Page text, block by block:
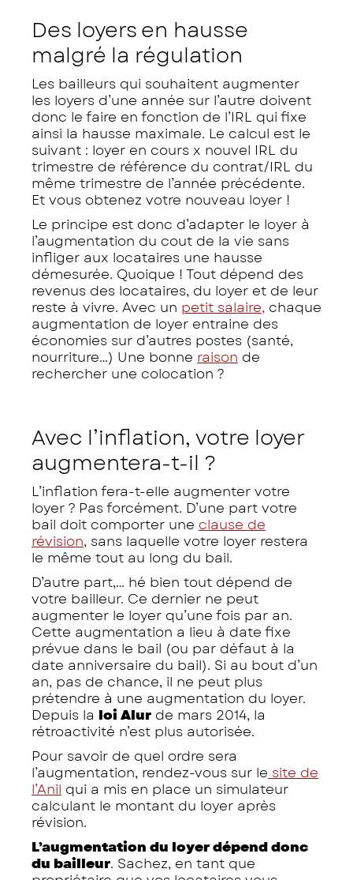
Des loyers en hausse
malgré la régulation
Les bailleurs qui souhaitent augmenter
les loyers d’une année sur l’autre doivent
donc le faire en fonction de l’IRL qui fixe
ainsi la hausse maximale. Le calcul est le
suivant : loyer en cours x nouvel IRL du
trimestre de référence du contrat/IRL du
même trimestre de l’année précédente.
Et vous obtenez votre nouveau loyer !
Le principe est donc d’adapter le loyer à
l’augmentation du cout de la vie sans
infliger aux locataires une hausse
démesurée. Quoique ! Tout dépend des
revenus des locataires, du loyer et de leur
reste à vivre. Avec un petit salaire, chaque
augmentation de loyer entraine des
économies sur d’autres postes (santé,
nourriture…) Une bonne raison de
rechercher une colocation ?
Avec l’inflation, votre loyer
augmentera-t-il ?
L’inflation fera-t-elle augmenter votre
loyer ? Pas forcément. D’une part votre
bail doit comporter une clause de
révision, sans laquelle votre loyer restera
le même tout au long du bail.
D’autre part,… hé bien tout dépend de
votre bailleur. Ce dernier ne peut
augmenter le loyer qu’une fois par an.
Cette augmentation a lieu à date fixe
prévue dans le bail (ou par défaut à la
date anniversaire du bail). Si au bout d’un
an, pas de chance, il ne peut plus
prétendre à une augmentation du loyer.
Depuis la loi Alur de mars 2014, la
rétroactivité n’est plus autorisée.
Pour savoir de quel ordre sera
l’augmentation, rendez-vous sur le site de
l’Anil qui a mis en place un simulateur
calculant le montant du loyer après
révision.
L’augmentation du loyer dépend donc
du bailleur. Sachez, en tant que